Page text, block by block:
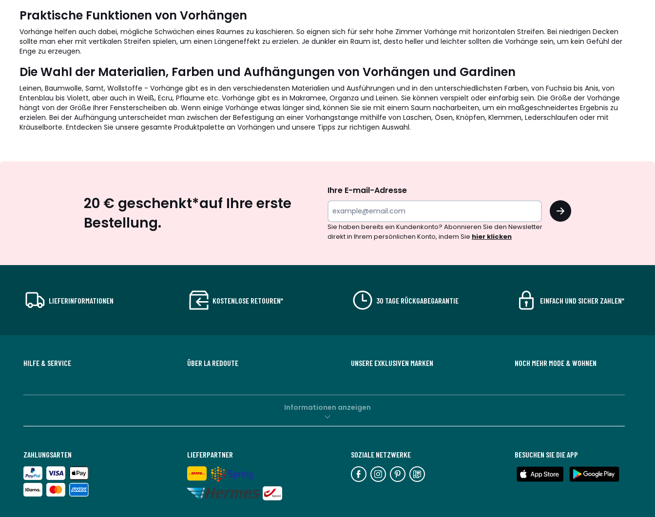
Praktische Funktionen von Vorhängen
Vorhänge helfen auch dabei, mögliche Schwächen eines Raumes zu kaschieren. So eignen sich für sehr hohe Zimmer Vorhänge mit horizontalen Streifen. Bei niedrigen Decken
sollte man eher mit vertikalen Streifen spielen, um einen Längeneffekt zu erzielen. Je dunkler ein Raum ist, desto heller und leichter sollten die Vorhänge sein, um kein Gefühl der
Enge zu erzeugen.
Die Wahl der Materialien, Farben und Aufhängungen von Vorhängen und Gardinen
Leinen, Baumwolle, Samt, Wollstoffe - Vorhänge gibt es in den verschiedensten Materialien und Ausführungen und in den unterschiedlichsten Farben, von Fuchsia bis Anis, von
Entenblau bis Violett, aber auch in Weiß, Ecru, Pflaume etc. Vorhänge gibt es in Makramee, Organza und Leinen. Sie können verspielt oder einfarbig sein. Die Größe der Vorhänge
hängt von der Größe Ihrer Fensterscheiben ab. Wenn einige Vorhänge etwas länger sind, können Sie sie mit einem Saum nacharbeiten, um ein maßgeschneidertes Ergebnis zu
erzielen. Bei der Aufhängung unterscheidet man zwischen der Befestigung an einer Vorhangstange mithilfe von Laschen, Ösen, Knöpfen, Klemmen, Lederschlaufen oder mit
Kräuselborte. Entdecken Sie unsere gesamte Produktpalette an Vorhängen und unsere Tipps zur richtigen Auswahl.
20 € geschenkt*auf Ihre erste
Bestellung.
Ihre E-mail-Adresse
OK
Sie haben bereits ein Kundenkonto? Abonnieren Sie den Newsletter
direkt in Ihrem persönlichen Konto, indem Sie hier klicken
LIEFERINFORMATIONEN KOSTENLOSE RETOUREN* 30 TAGE RÜCKGABEGARANTIE EINFACH UND SICHER ZAHLEN*
HILFE & SERVICE ÜBER LA REDOUTE UNSERE EXKLUSIVEN MARKEN NOCH MEHR MODE & WOHNEN
Informationen anzeigen
ZAHLUNGSARTEN LIEFERPARTNER SOZIALE NETZWERKE BESUCHEN SIE DIE APP